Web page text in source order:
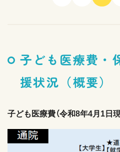
子ども医療費・
援状況（概要）
子ども医療費（令和8年4月1日現